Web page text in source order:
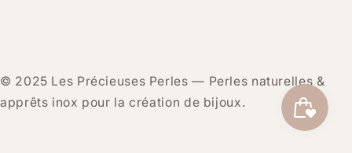
© 2025 Les Précieuses Perles — Perles naturelles &
apprêts inox pour la création de bijoux.